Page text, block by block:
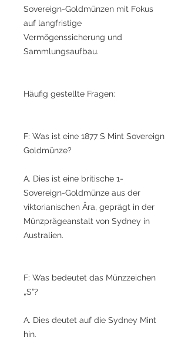
Sovereign-Goldmünzen mit Fokus
auf langfristige
Vermögenssicherung und
Sammlungsaufbau.
Häufig gestellte Fragen:
F: Was ist eine 1877 S Mint Sovereign
Goldmünze?
A. Dies ist eine britische 1-
Sovereign-Goldmünze aus der
viktorianischen Ära, geprägt in der
Münzprägeanstalt von Sydney in
Australien.
F: Was bedeutet das Münzzeichen
„S“?
A. Dies deutet auf die Sydney Mint
hin.